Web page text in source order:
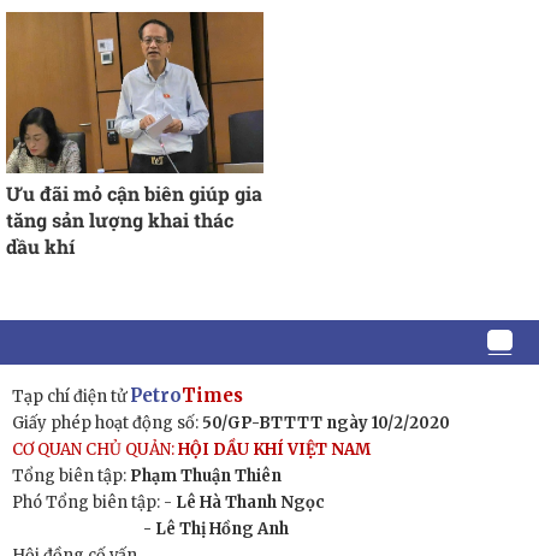
Ưu đãi mỏ cận biên giúp gia
tăng sản lượng khai thác
dầu khí
Tạp chí điện tửPetroTimes
Giấy phép hoạt động số: 50/GP-BTTTT ngày 10/2/2020
CƠ QUAN CHỦ QUẢN:HỘI DẦU KHÍ VIỆT NAM
Tổng biên tập: Phạm Thuận Thiên
Phó Tổng biên tập: - Lê Hà Thanh Ngọc
- Lê Thị Hồng Anh